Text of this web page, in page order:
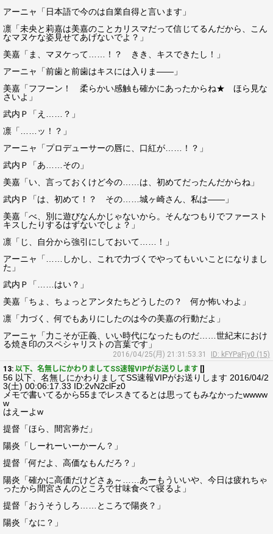
アーニャ「日本語で今のは自業自得と言います」
凛「未央と莉嘉は美嘉のことカリスマだって信じてるんだから、こん
なマヌケな姿見せてあげないでよ？」
美嘉「ま、マヌケって……！？ きき、キスできたし！」
アーニャ「前歯と前歯はキスには入りま――」
美嘉「フフーン！ 柔らかい感触も確かにあったからね★ ほら見な
さいよ」
武内Ｐ「え……？」
凛「……ッ！？」
アーニャ「プロデューサーの唇に、口紅が……！？」
武内Ｐ「あ……その」
美嘉「い、言っておくけど今の……は、初めてだったんだからね」
武内Ｐ「は、初めて！？ その……城ヶ崎さん、私は――」
美嘉「べ、別に遊びなんかじゃないから。そんなつもりでファースト
キスしたりするはずないでしょ？」
凛「じ、自分から強引にしておいて……！」
アーニャ「……しかし、これで力づくでやってもいいことになりまし
た」
武内Ｐ「……はい？」
美嘉「ちょ、ちょっとアンタたちどうしたの？ 何か怖いわよ」
凛「力づく、何でもありにしたのは今の美嘉の行動だよ」
アーニャ「力こそが正義、いい時代になったものだ……世紀末におけ
る焼き印のスペシャリストの言葉です」
2016/04/25(月) 21:31:53.31
ID: kFYPaFjy0 (15)
13: 以下、名無しにかわりましてSS速報VIPがお送りします []
56 以下、名無しにかわりましてSS速報VIPがお送りします 2016/04/2
3(土) 00:06:17.33 ID:2vN2clFz0
メモで書いてるから55までレスきてるとは思ってもみなかったwwww
w
はえーよw
提督「ほら、間宮券だ」
陽炎「しーれーいーかーん？」
提督「何だよ、高価なもんだろ？」
陽炎「確かに高価だけどさぁ～……あーもういいや、今日は疲れちゃ
ったから間宮さんのところで甘味食べて寝るよ」
提督「おうそうしろ……ところで陽炎？」
陽炎「なに？」